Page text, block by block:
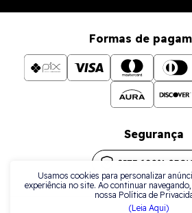
Usamos cookies para personalizar
experiência no site. Ao continuar
nossa Política de
(Leia Aqui)
Formas de
Segurança